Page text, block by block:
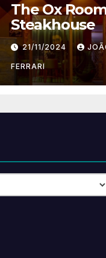
The Ox
Steakhouse
21/11/2024
FERRARI